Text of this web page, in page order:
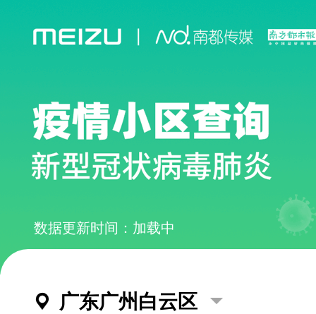
数据更新时间：加载中
 广东广州白云区 